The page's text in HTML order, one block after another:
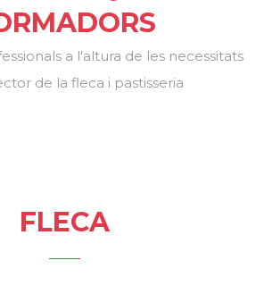
a l'altura de les necessitats
de la fleca i pastisseria
FLECA